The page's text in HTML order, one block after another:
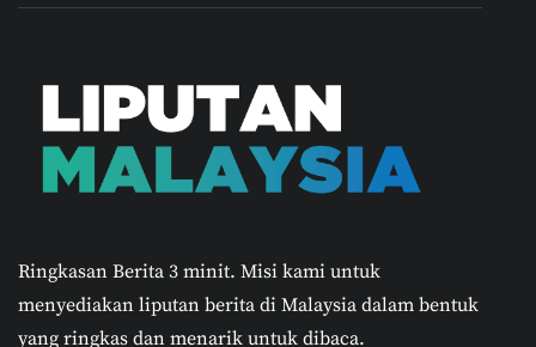
Ringkasan Berita 3 minit. Misi kami untuk
menyediakan liputan berita di Malaysia dalam bentuk
yang ringkas dan menarik untuk dibaca.